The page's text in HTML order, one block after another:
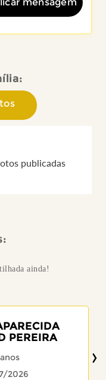
publicadas
ainda!
PEREIRA
2026
›